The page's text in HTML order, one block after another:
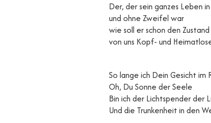
Der, der sein ganzes Leben
und ohne Zweifel war
wie soll er schon den
von uns Kopf- und
So lange ich Dein Gesicht im
Oh, Du Sonne der Seele
Bin ich der Lichtspender der
Und die Trunkenheit in den